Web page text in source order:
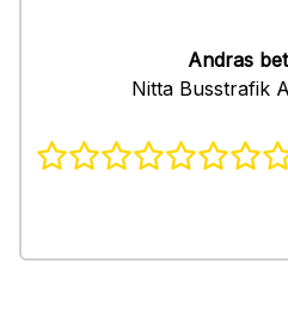
Andras
Nitta Busstrafik